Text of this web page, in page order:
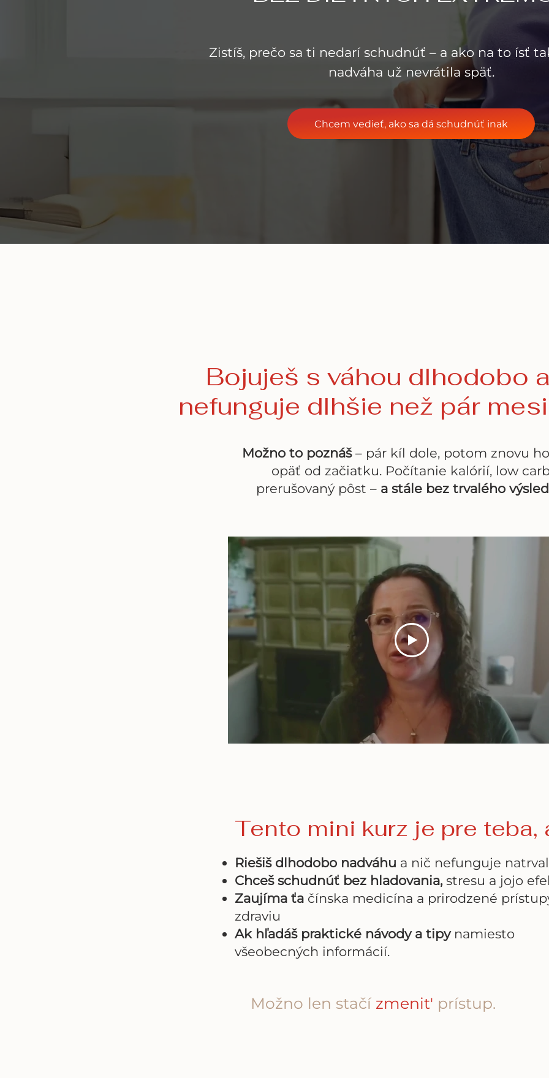
Zistíš, prečo sa ti nedarí schudnúť – a ako na to ísť
nadváha už nevrátila späť.
Chcem vedieť, ako sa dá schudnúť inak
Bojuješ s váhou dlhodobo
nefunguje dlhšie než pár
Možno to poznáš– pár kíl dole, potom znovu
opäť od začiatku. Počítanie kalórií, low
prerušovaný pôst – a stále bez trvalého
Tento mini kurz je pre teba,
Riešiš dlhodobo nadváhu a nič nefunguje
Chceš schudnúť bez hladovania, stresu a jojo
Zaujíma ťa čínska medicína a prirodzené
zdraviu
Ak hľadáš praktické návody a tipynamiesto
všeobecných informácií.
Možno len stačí zmenit' prístup.